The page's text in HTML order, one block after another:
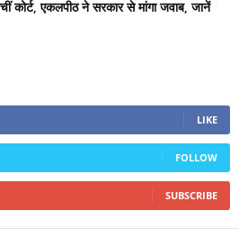
कोर्ट, एकलपीठ ने सरकार से मांगा जवाब, जानें
LIKE
FOLLOW
SUBSCRIBE